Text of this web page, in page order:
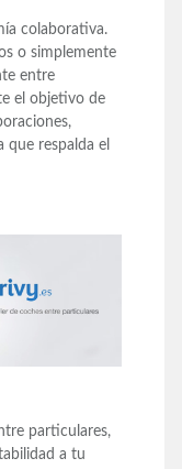
colaborativa.
o simplemente
entre
el objetivo de
que respalda el
particulares,
a tu